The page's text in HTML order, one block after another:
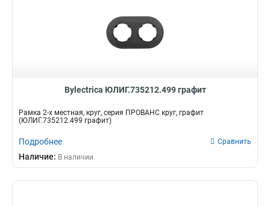
Bylectrica ЮЛИГ.735212.499 графит
Рамка 2-х местная, круг, серия ПРОВАНС круг, графит
(ЮЛИГ.735212.499 графит)
Подробнее Сравнить
Наличие: В наличии